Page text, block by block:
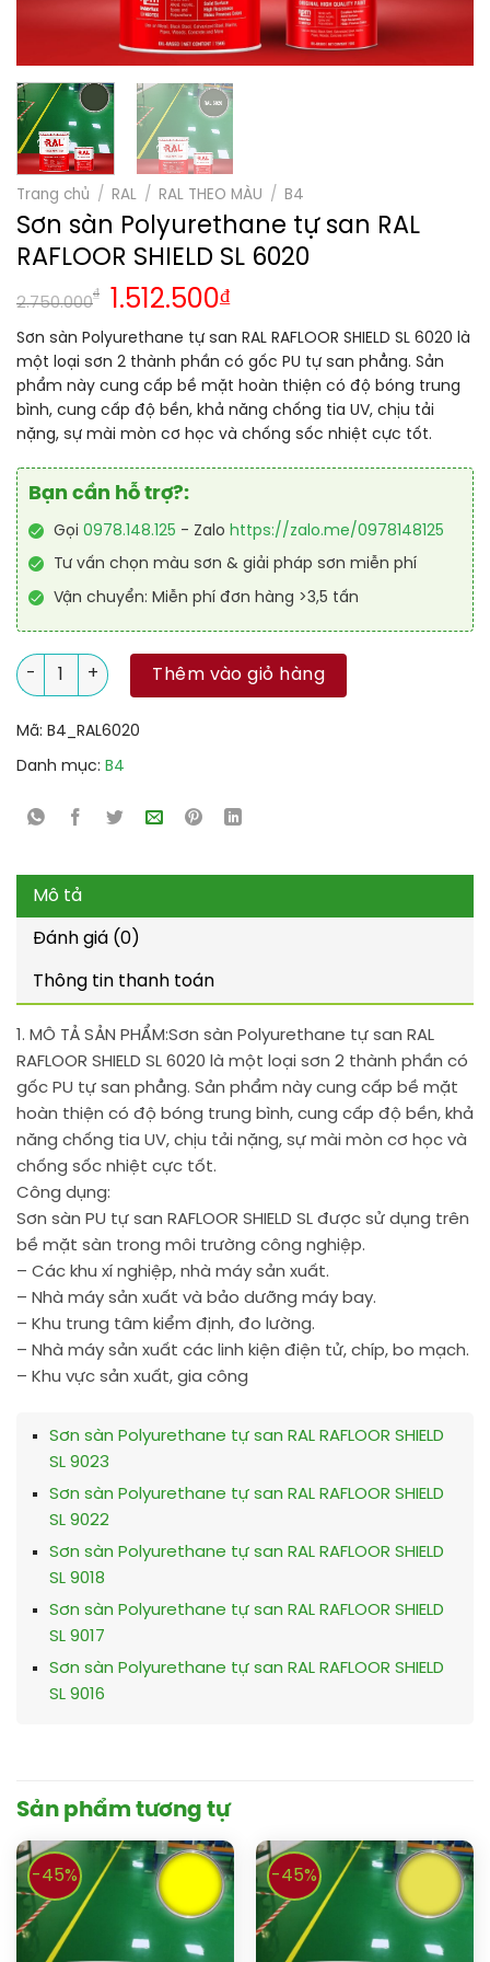
Trang chủ / RAL / RAL THEO MÀU / B4
Sơn sàn Polyurethane tự san RAL
RAFLOOR SHIELD SL 6020
2.750.000
₫ 1.512.500₫
Sơn sàn Polyurethane tự san RAL RAFLOOR SHIELD SL 6020 là
một loại sơn 2 thành phần có gốc PU tự san phẳng. Sản
phẩm này cung cấp bề mặt hoàn thiện có độ bóng trung
bình, cung cấp độ bền, khả năng chống tia UV, chịu tải
nặng, sự mài mòn cơ học và chống sốc nhiệt cực tốt.
Bạn cần hỗ trợ?:
Gọi 0978.148.125 - Zalo https://zalo.me/0978148125
Tư vấn chọn màu sơn & giải pháp sơn miễn phí
Vận chuyển: Miễn phí đơn hàng >3,5 tấn
Sơn sàn Polyurethane tự san RAL RAFLOOR SHIELD SL 6020
Thêm vào giỏ hàng
Mã: B4_RAL6020
Danh mục: B4
Mô tả
Đánh giá (0)
Thông tin thanh toán
1. MÔ TẢ SẢN PHẨM:Sơn sàn Polyurethane tự san RAL
RAFLOOR SHIELD SL 6020 là một loại sơn 2 thành phần có
gốc PU tự san phẳng. Sản phẩm này cung cấp bề mặt
hoàn thiện có độ bóng trung bình, cung cấp độ bền, khả
năng chống tia UV, chịu tải nặng, sự mài mòn cơ học và
chống sốc nhiệt cực tốt.
Công dụng:
Sơn sàn PU tự san RAFLOOR SHIELD SL được sử dụng trên
bề mặt sàn trong môi trường công nghiệp.
– Các khu xí nghiệp, nhà máy sản xuất.
– Nhà máy sản xuất và bảo dưỡng máy bay.
– Khu trung tâm kiểm định, đo lường.
– Nhà máy sản xuất các linh kiện điện tử, chíp, bo mạch.
– Khu vực sản xuất, gia công
Sơn sàn Polyurethane tự san RAL RAFLOOR SHIELD
SL 9023
Sơn sàn Polyurethane tự san RAL RAFLOOR SHIELD
SL 9022
Sơn sàn Polyurethane tự san RAL RAFLOOR SHIELD
SL 9018
Sơn sàn Polyurethane tự san RAL RAFLOOR SHIELD
SL 9017
Sơn sàn Polyurethane tự san RAL RAFLOOR SHIELD
SL 9016
Sản phẩm tương tự
-45% -45%